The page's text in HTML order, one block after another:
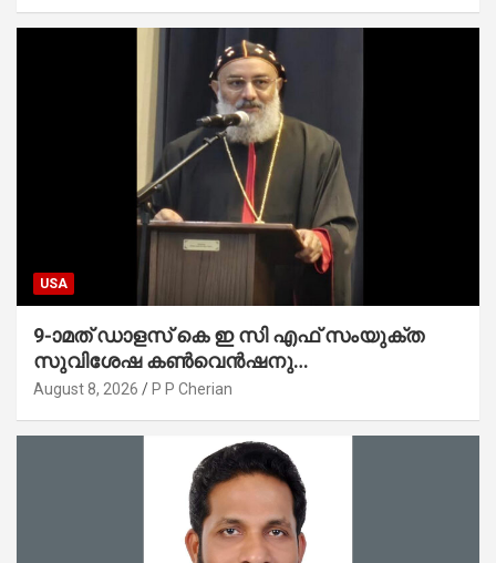
USA
9-ാമത് ഡാളസ് കെ ഇ സി എഫ് സംയുക്ത
സുവിശേഷ കൺവെൻഷനു
പ്രാർത്ഥനാനിർഭരമായ തുടക്കം
August 8, 2026 P P Cherian